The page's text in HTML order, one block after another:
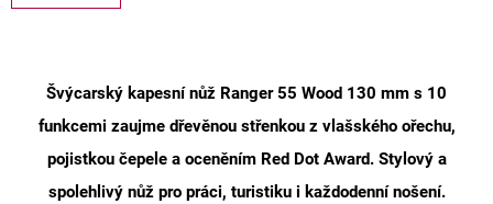
Švýcarský kapesní nůž Ranger 55 Wood 130 mm s 10
funkcemi zaujme dřevěnou střenkou z vlašského ořechu,
pojistkou čepele a oceněním Red Dot Award. Stylový a
spolehlivý nůž pro práci, turistiku i každodenní nošení.